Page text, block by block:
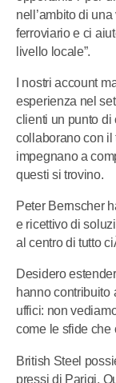
nell’ambito di
ferroviario e ci
livello locale”.
I nostri account
esperienza nel
clienti un punto di
collaborano con il
impegnano a
questi si trovino.
Peter Bernscher
e ricettivo di
al centro di tutto
Desidero
hanno contribuito
uffici: non
come le sfide che
British Steel
pressi di Parigi.